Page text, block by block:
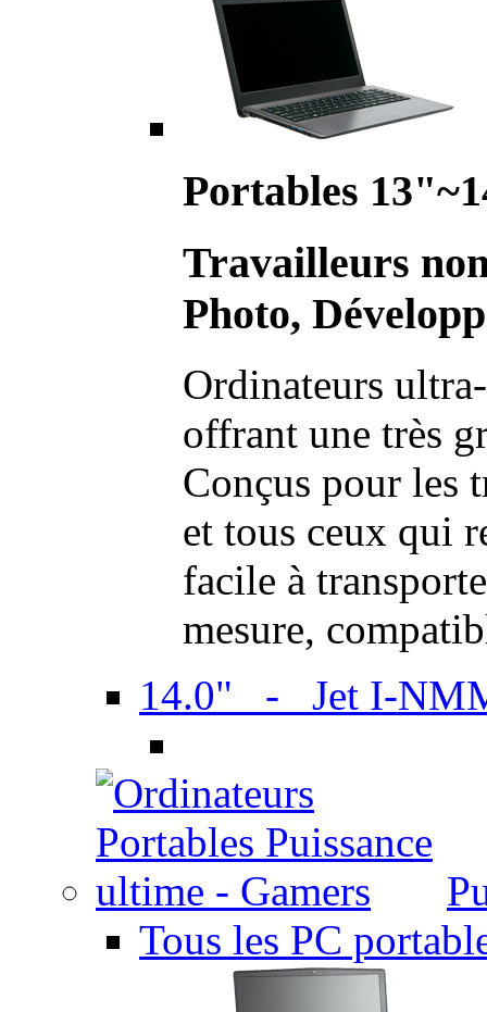
Portables
Travailleurs
Photo,
Ordinateurs
offrant une très
Conçus pour les
et tous ceux qui
facile à
mesure,
14.0" - Jet I-
Tous les PC